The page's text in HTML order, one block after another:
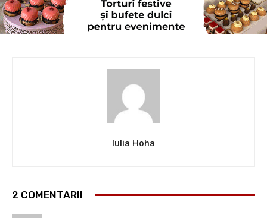
Iulia Hoha
2 COMENTARII